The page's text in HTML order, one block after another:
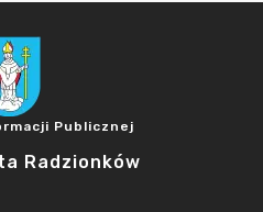
Publicznej
Radzionków